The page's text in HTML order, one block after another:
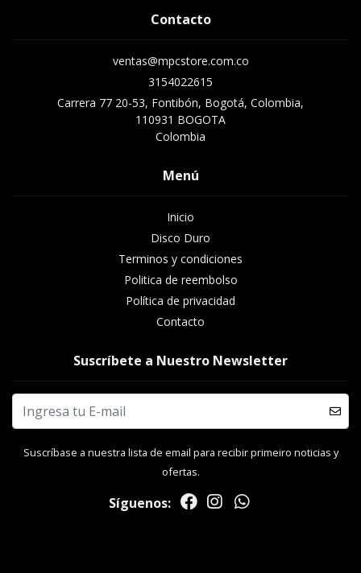
Contacto
ventas@mpcstore.com.co
3154022615
Carrera 77 20-53, Fontibón, Bogotá, Colombia,
110931 BOGOTA
Colombia
Menú
Inicio
Disco Duro
Terminos y condiciones
Politica de reembolso
Política de privacidad
Contacto
Suscríbete a Nuestro Newsletter
Suscríbase a nuestra lista de email para recibir primeiro noticias y
ofertas.
Síguenos: